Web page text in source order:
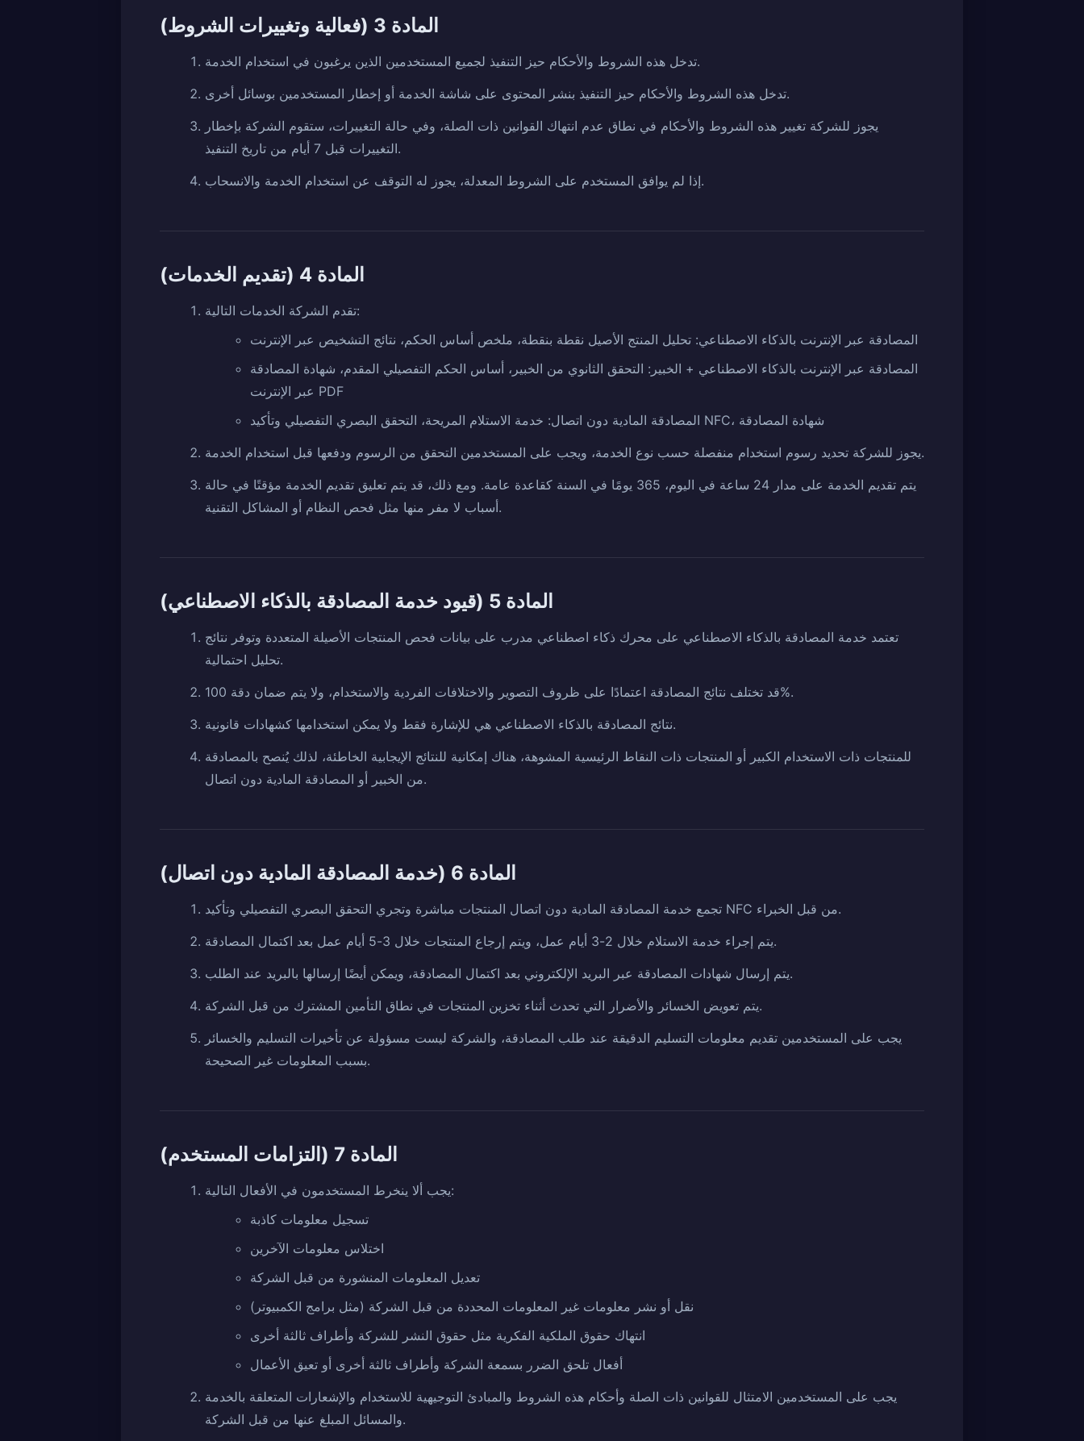
المادة 3 (فعالية وتغييرات الشروط)
تدخل هذه الشروط والأحكام حيز التنفيذ لجميع المستخدمين الذين يرغبون في استخدام الخدمة.
تدخل هذه الشروط والأحكام حيز التنفيذ بنشر المحتوى على شاشة الخدمة أو إخطار المستخدمين بوسائل أخرى.
يجوز للشركة تغيير هذه الشروط والأحكام في نطاق عدم انتهاك القوانين ذات الصلة، وفي حالة التغييرات، ستقوم الشركة بإخطار
التغييرات قبل 7 أيام من تاريخ التنفيذ.
إذا لم يوافق المستخدم على الشروط المعدلة، يجوز له التوقف عن استخدام الخدمة والانسحاب.
المادة 4 (تقديم الخدمات)
تقدم الشركة الخدمات التالية:
المصادقة عبر الإنترنت بالذكاء الاصطناعي: تحليل المنتج الأصيل نقطة بنقطة، ملخص أساس الحكم، نتائج التشخيص عبر الإنترنت
المصادقة عبر الإنترنت بالذكاء الاصطناعي + الخبير: التحقق الثانوي من الخبير، أساس الحكم التفصيلي المقدم، شهادة المصادقة
عبر الإنترنت PDF
المصادقة المادية دون اتصال: خدمة الاستلام المريحة، التحقق البصري التفصيلي وتأكيد NFC، شهادة المصادقة
يجوز للشركة تحديد رسوم استخدام منفصلة حسب نوع الخدمة، ويجب على المستخدمين التحقق من الرسوم ودفعها قبل استخدام الخدمة.
يتم تقديم الخدمة على مدار 24 ساعة في اليوم، 365 يومًا في السنة كقاعدة عامة. ومع ذلك، قد يتم تعليق تقديم الخدمة مؤقتًا في حالة
أسباب لا مفر منها مثل فحص النظام أو المشاكل التقنية.
المادة 5 (قيود خدمة المصادقة بالذكاء الاصطناعي)
تعتمد خدمة المصادقة بالذكاء الاصطناعي على محرك ذكاء اصطناعي مدرب على بيانات فحص المنتجات الأصيلة المتعددة وتوفر نتائج
تحليل احتمالية.
قد تختلف نتائج المصادقة اعتمادًا على ظروف التصوير والاختلافات الفردية والاستخدام، ولا يتم ضمان دقة 100%.
نتائج المصادقة بالذكاء الاصطناعي هي للإشارة فقط ولا يمكن استخدامها كشهادات قانونية.
للمنتجات ذات الاستخدام الكبير أو المنتجات ذات النقاط الرئيسية المشوهة، هناك إمكانية للنتائج الإيجابية الخاطئة، لذلك يُنصح بالمصادقة
من الخبير أو المصادقة المادية دون اتصال.
المادة 6 (خدمة المصادقة المادية دون اتصال)
تجمع خدمة المصادقة المادية دون اتصال المنتجات مباشرة وتجري التحقق البصري التفصيلي وتأكيد NFC من قبل الخبراء.
يتم إجراء خدمة الاستلام خلال 2-3 أيام عمل، ويتم إرجاع المنتجات خلال 3-5 أيام عمل بعد اكتمال المصادقة.
يتم إرسال شهادات المصادقة عبر البريد الإلكتروني بعد اكتمال المصادقة، ويمكن أيضًا إرسالها بالبريد عند الطلب.
يتم تعويض الخسائر والأضرار التي تحدث أثناء تخزين المنتجات في نطاق التأمين المشترك من قبل الشركة.
يجب على المستخدمين تقديم معلومات التسليم الدقيقة عند طلب المصادقة، والشركة ليست مسؤولة عن تأخيرات التسليم والخسائر
بسبب المعلومات غير الصحيحة.
المادة 7 (التزامات المستخدم)
يجب ألا ينخرط المستخدمون في الأفعال التالية:
تسجيل معلومات كاذبة
اختلاس معلومات الآخرين
تعديل المعلومات المنشورة من قبل الشركة
نقل أو نشر معلومات غير المعلومات المحددة من قبل الشركة (مثل برامج الكمبيوتر)
انتهاك حقوق الملكية الفكرية مثل حقوق النشر للشركة وأطراف ثالثة أخرى
أفعال تلحق الضرر بسمعة الشركة وأطراف ثالثة أخرى أو تعيق الأعمال
يجب على المستخدمين الامتثال للقوانين ذات الصلة وأحكام هذه الشروط والمبادئ التوجيهية للاستخدام والإشعارات المتعلقة بالخدمة
والمسائل المبلغ عنها من قبل الشركة.